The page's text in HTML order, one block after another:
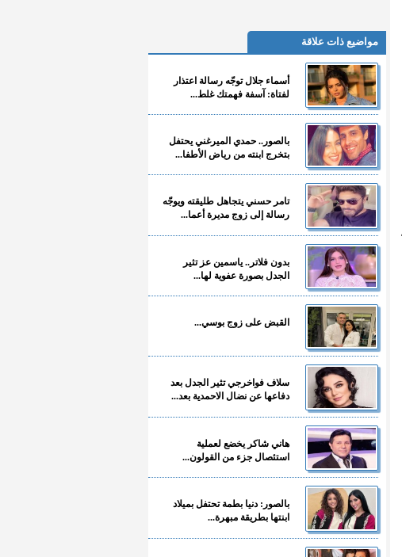
مواضيع ذات علاقة
أسماء جلال توجّه رسالة اعتذار
لفتاة: آسفة فهمتك غلط...
بالصور.. حمدي الميرغني يحتفل
بتخرج ابنته من رياض الأطفا...
تامر حسني يتجاهل طليقته ويوجّه
رسالة إلى زوج مديرة أعما...
بدون فلاتر.. ياسمين عز تثير
الجدل بصورة عفوية لها...
القبض على زوج بوسي...
سلاف فواخرجي تثير الجدل بعد
دفاعها عن نضال الاحمدية بعد...
هاني شاكر يخضع لعملية
استئصال جزء من القولون...
بالصور: دنيا بطمة تحتفل بميلاد
ابنتها بطريقة مبهرة...